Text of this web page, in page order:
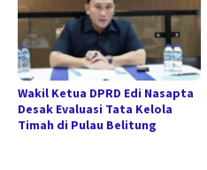
Wakil Ketua DPRD Edi Nasapta
Desak Evaluasi Tata Kelola
Timah di Pulau Belitung